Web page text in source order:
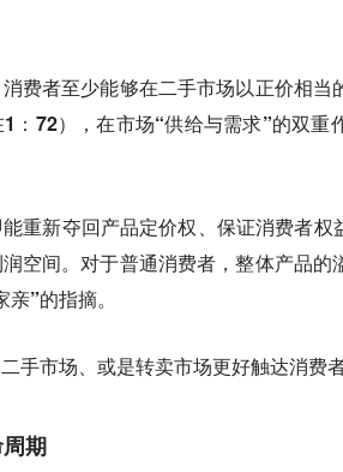
费者至少能够在二手市场以正价相当
：72），在市场“供给与需求”的双重
重新夺回产品定价权、保证消费者
空间。对于普通消费者，整体产品的
”的指摘。
手市场、或是转卖市场更好触达消费者
期